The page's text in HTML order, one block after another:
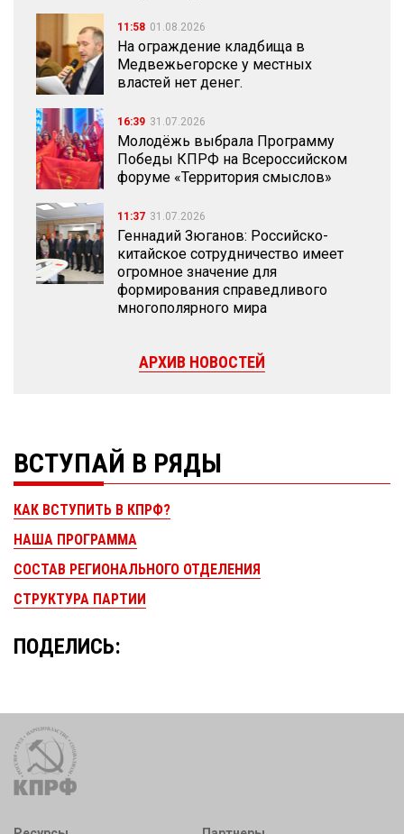
11:58 01.08.2026
На ограждение кладбища в
Медвежьегорске у местных
властей нет денег.
16:39 31.07.2026
Молодёжь выбрала Программу
Победы КПРФ на Всероссийском
форуме «Территория смыслов»
11:37 31.07.2026
Геннадий Зюганов: Российско-
китайское сотрудничество имеет
огромное значение для
формирования справедливого
многополярного мира
АРХИВ НОВОСТЕЙ
ВСТУПАЙ В РЯДЫ
КАК ВСТУПИТЬ В КПРФ?
НАША ПРОГРАММА
СОСТАВ РЕГИОНАЛЬНОГО ОТДЕЛЕНИЯ
СТРУКТУРА ПАРТИИ
ПОДЕЛИСЬ: